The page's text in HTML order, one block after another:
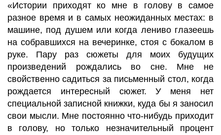
«Истории приходят ко мне в голову в самое
разное время и в самых неожиданных местах: в
машине, под душем или когда лениво глазеешь
на собравшихся на вечеринке, стоя с бокалом в
руке. Пару раз сюжеты для моих будущих
произведений рождались во сне. Мне не
свойственно садиться за письменный стол, когда
рождается интересный сюжет. У меня нет
специальной записной книжки, куда бы я заносил
свои мысли. Мне постоянно что-нибудь приходит
в голову, но только незначительный процент